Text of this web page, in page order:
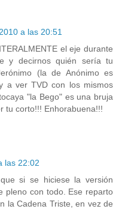
a las 20:51
el eje durante
y decirnos quién sería tu
(la de Anónimo es
a ver TVD con los mismos
"la Bego" es una bruja
tu corto!!! Enhorabuena!!!
las 22:02
si se hiciese la versión
pleno con todo. Ese reparto
la Cadena Triste, en vez de